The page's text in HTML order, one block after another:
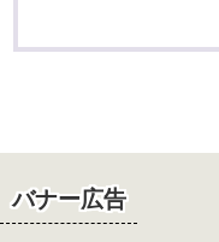
バナー広告